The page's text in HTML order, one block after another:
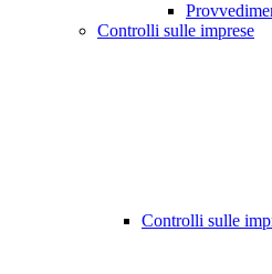
Controlli sulle imprese
Controlli sulle